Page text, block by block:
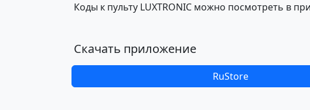
Коды к пульту LUXTRONIC можно посмотреть в
Скачать приложение
RuStore